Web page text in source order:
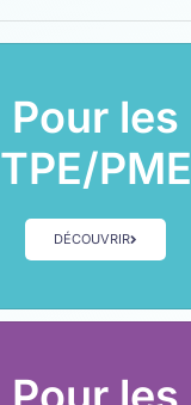
Pour les
TPE/PME
DÉCOUVRIR